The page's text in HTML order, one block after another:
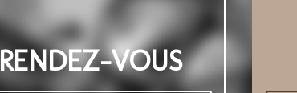
RENDEZ-VOUS